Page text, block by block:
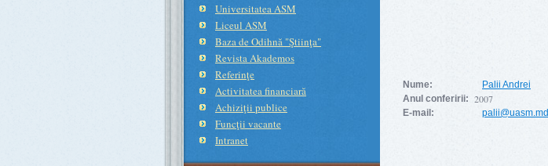
Universitatea ASM
Liceul ASM
Baza de Odihnă "Ştiinţa"
Revista Akademos
Referinţe
Activitatea financiară
Achiziţii publice
Funcţii vacante
Intranet
Nume:
Palii Andrei
Anul conferirii: 2007
E-mail: palii@uasm.md